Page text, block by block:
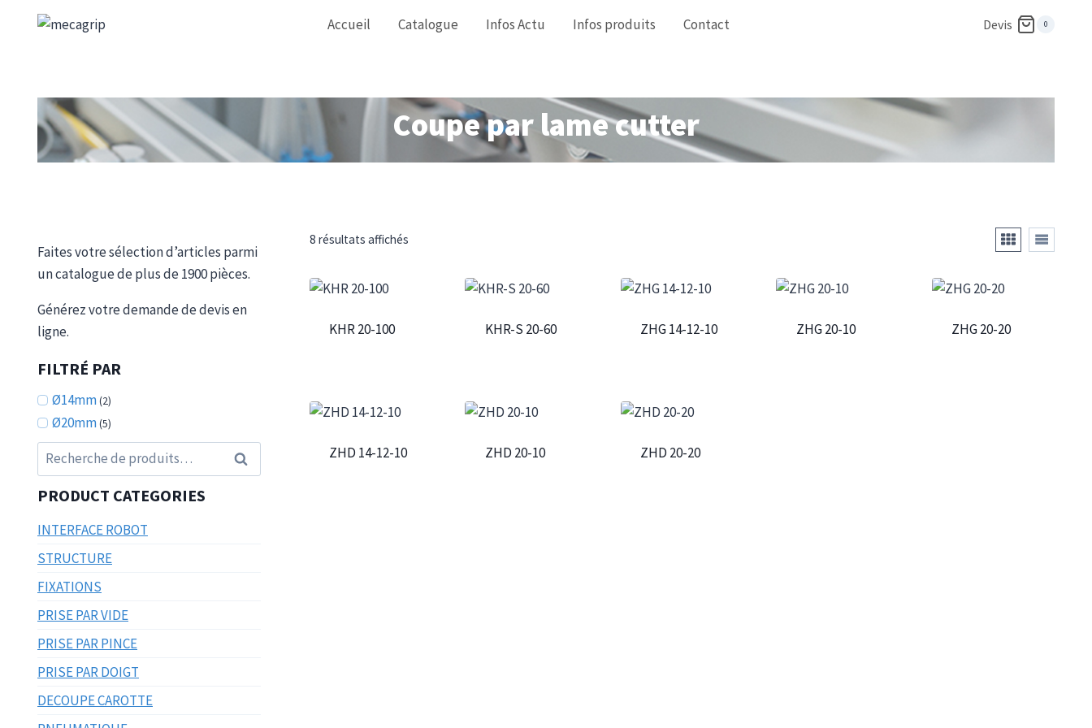
Accueil Catalogue Infos Actu Infos produits Contact Devis 0
Coupe par lame cutter
8 résultats affichés
KHR 20-100 KHR-S 20-60 ZHG 14-12-10 ZHG 20-10 ZHG 20-20
ZHD 14-12-10 ZHD 20-10 ZHD 20-20
Faites votre sélection d’articles parmi
un catalogue de plus de 1900 pièces.
Générez votre demande de devis en
ligne.
FILTRÉ PAR
Ø14mm(2)
Ø20mm(5)
Recherche
pour :
Recherche
PRODUCT CATEGORIES
INTERFACE ROBOT
STRUCTURE
FIXATIONS
PRISE PAR VIDE
PRISE PAR PINCE
PRISE PAR DOIGT
DECOUPE CAROTTE